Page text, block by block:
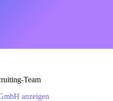
Team
anzeigen